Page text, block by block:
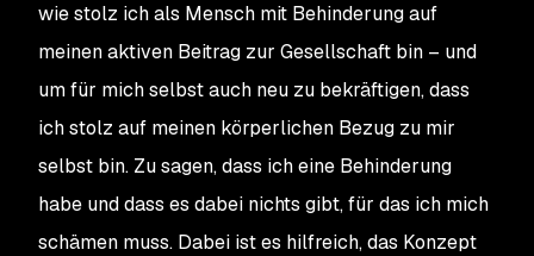
wie stolz ich als Mensch mit Behinderung auf
meinen aktiven Beitrag zur Gesellschaft bin – und
um für mich selbst auch neu zu bekräftigen, dass
ich stolz auf meinen körperlichen Bezug zu mir
selbst bin. Zu sagen, dass ich eine Behinderung
habe und dass es dabei nichts gibt, für das ich mich
schämen muss. Dabei ist es hilfreich, das Konzept